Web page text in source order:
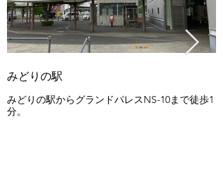
みどりの駅
みどりの駅からグランドパレスNS-10まで徒歩1
分。